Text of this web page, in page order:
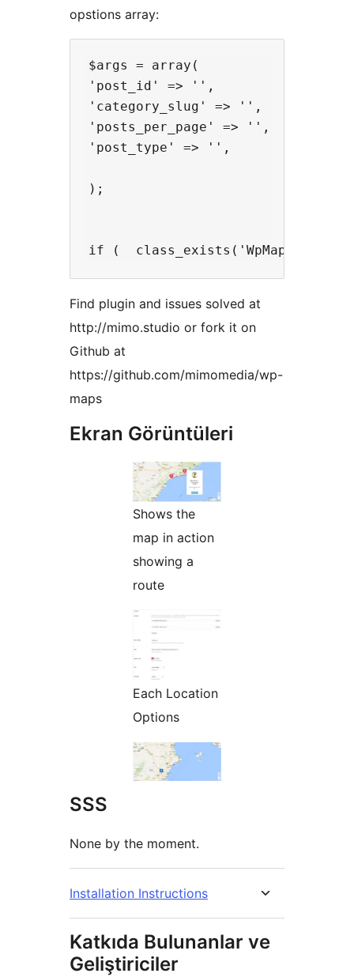
opstions array:
$args = array(
'post_id' => '',
'category_slug' => '',
'posts_per_page' => '',
'post_type' => '',
);
Find plugin and issues solved at
http://mimo.studio or fork it on
Github at
https://github.com/mimomedia/wp-
maps
Ekran Görüntüleri
Shows the
map in action
showing a
route
Each Location
Options
SSS
None by the moment.
Installation Instructions
Katkıda Bulunanlar ve
Geliştiriciler